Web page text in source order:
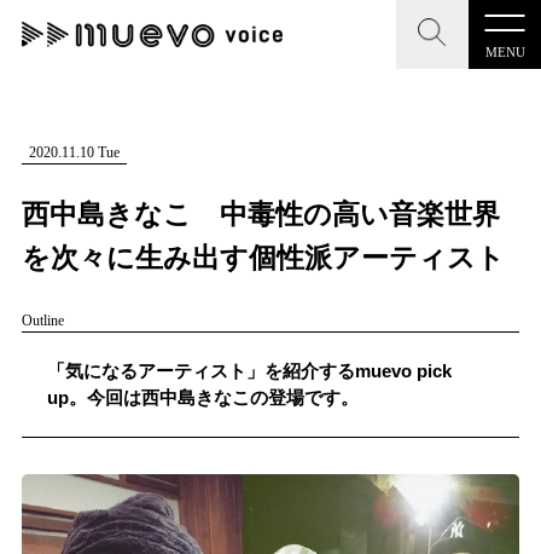
MENU
CLOSE
記事を検索する
人気ワード
#男性SSW #ポップス #女性SSW
#ヒップホップ #男性シンガーグループ #R&B/ソウル
CLOSE
"読者の声を形にする”音楽特化メディア
MENU
記事一覧
会社概要
お問い合わせ
2020.11.10 Tue
西中島きなこ 中毒性の高い音楽世界
を次々に生み出す個性派アーティスト
Outline
「気になるアーティスト」を紹介するmuevo pick
up。今回は西中島きなこの登場です。